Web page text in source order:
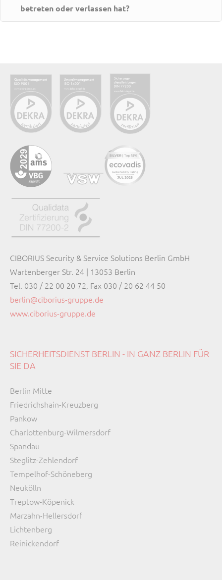
betreten oder verlassen hat?
CIBORIUS Security & Service Solutions Berlin GmbH
Wartenberger Str. 24 | 13053 Berlin
Tel. 030 / 22 00 20 72, Fax 030 / 20 62 44 50
berlin@ciborius-gruppe.de
www.ciborius-gruppe.de
SICHERHEITSDIENST BERLIN - IN GANZ BERLIN FÜR
SIE DA
Navigation
überspringen
Berlin Mitte
Friedrichshain-Kreuzberg
Pankow
Charlottenburg-Wilmersdorf
Spandau
Steglitz-Zehlendorf
Tempelhof-Schöneberg
Neukölln
Treptow-Köpenick
Marzahn-Hellersdorf
Lichtenberg
Reinickendorf